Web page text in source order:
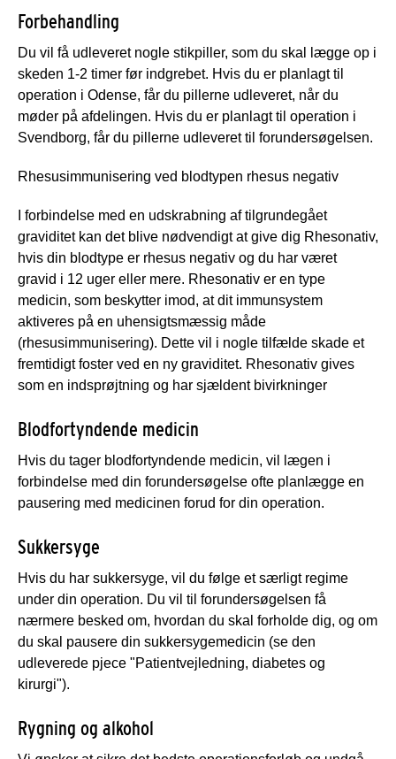
Forbehandling
Du vil få udleveret nogle stikpiller, som du skal lægge op i
skeden 1-2 timer før indgrebet. Hvis du er planlagt til
operation i Odense, får du pillerne udleveret, når du
møder på afdelingen. Hvis du er planlagt til operation i
Svendborg, får du pillerne udleveret til forundersøgelsen.
Rhesusimmunisering ved blodtypen rhesus negativ
I forbindelse med en udskrabning af tilgrundegået
graviditet kan det blive nødvendigt at give dig Rhesonativ,
hvis din blodtype er rhesus negativ og du har været
gravid i 12 uger eller mere. Rhesonativ er en type
medicin, som beskytter imod, at dit immunsystem
aktiveres på en uhensigtsmæssig måde
(rhesusimmunisering). Dette vil i nogle tilfælde skade et
fremtidigt foster ved en ny graviditet. Rhesonativ gives
som en indsprøjtning og har sjældent bivirkninger
Blodfortyndende medicin
Hvis du tager blodfortyndende medicin, vil lægen i
forbindelse med din forundersøgelse ofte planlægge en
pausering med medicinen forud for din operation.
Sukkersyge
Hvis du har sukkersyge, vil du følge et særligt regime
under din operation. Du vil til forundersøgelsen få
nærmere besked om, hvordan du skal forholde dig, og om
du skal pausere din sukkersygemedicin (se den
udleverede pjece "Patientvejledning, diabetes og
kirurgi").
Rygning og alkohol